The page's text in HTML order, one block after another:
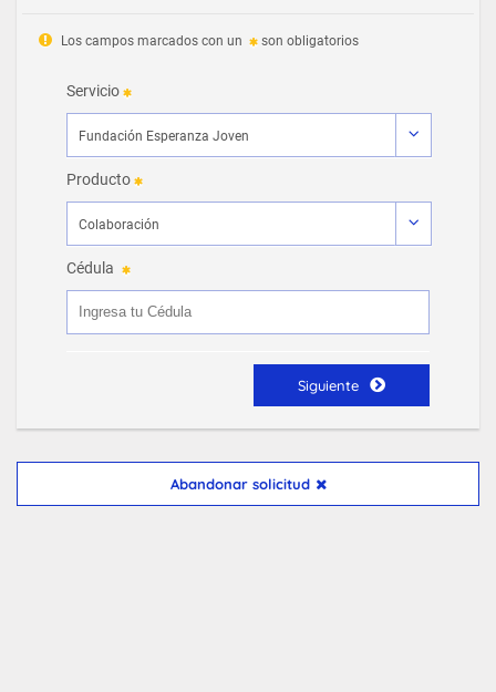
Los campos marcados con un son obligatorios
Servicio
Producto
Cédula
Siguiente
Abandonar solicitud